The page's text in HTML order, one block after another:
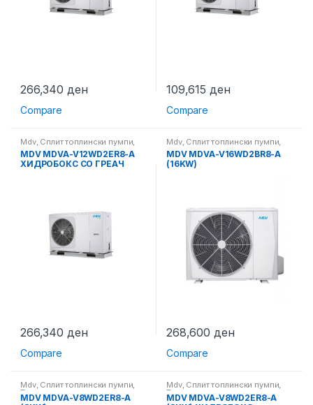
266,340 ден
Compare
109,615 ден
Compare
Mdv, Сплит топлински пумпи
Топлински пумпи
MDV MDVA-V12WD2ER8-A
ХИДРОБОКС СО ГРЕАЧ
266,340 ден
Compare
Mdv, Сплит топлински пумпи
Топлински пумпи
MDV MDVA-V16WD2BR8-A
(16KW)
268,600 ден
Compare
Mdv, Сплит топлински пумпи,
Топлински пумпи
MDV MDVA-V8WD2ER8-A
Mdv, Сплит топлински пумпи,
Топлински пумпи
MDV MDVA-V8WD2ER8-A